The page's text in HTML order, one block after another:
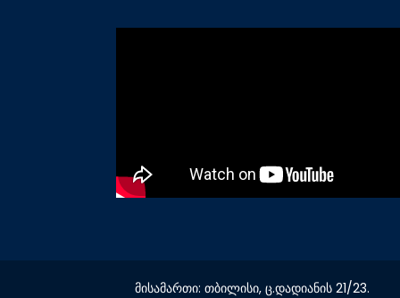
მისამართი: თბილისი, ც.დადიანის 21/23.